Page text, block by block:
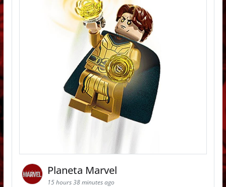
Planeta Marvel
15 hours 38 minutes ago